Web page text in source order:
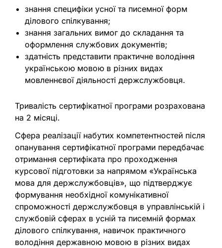
знання специфіки усної та писемної форм
ділового спілкування;
знання загальних вимог до складання та
оформлення службових документів;
здатність представити практичне володіння
українською мовою в різних видах
мовленнєвої діяльності держслужбовця.
Тривалість сертифікатної програми розрахована
на 2 місяці.
Сфера реалізації набутих компетентностей після
опанування сертифікатної програми передбачає
отримання сертифіката про проходження
курсової підготовки за напрямом «Українська
мова для держслужбовців», що підтверджує
формування необхідної комунікативної
спроможності держслужбовця в управлінській і
службовій сферах в усній та писемній формах
ділового спілкування, навичок практичного
володіння державною мовою в різних видах